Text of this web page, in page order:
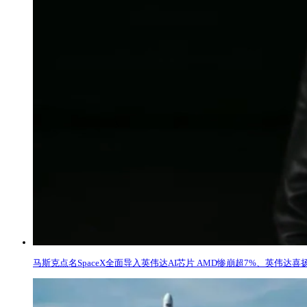
马斯克点名SpaceX全面导入英伟达AI芯片 AMD惨崩超7%、英伟达喜